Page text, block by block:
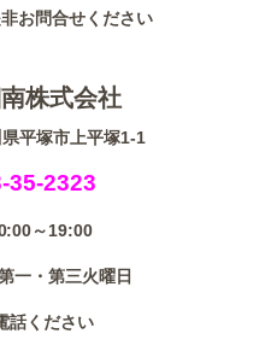
お問合せください
株式会社
平塚市上平塚1-1
35-2323
～19:00
一・第三火曜日
話ください